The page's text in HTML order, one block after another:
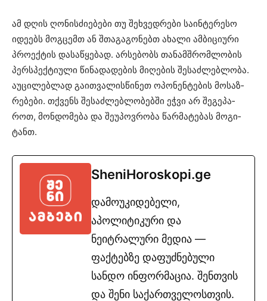
ამ დღის ღო­ნის­ძი­ე­ბე­ბი თუ შეხ­ვედ­რე­ბი სა­ინ­ტე­რე­სო
იდე­ებს მოგ­ცემთ ან შთა­გა­გო­ნებთ ახა­ლი ამ­ბი­ცი­უ­რი
პრო­ექ­ტის და­სა­წყე­ბად. არ­სე­ბობს თა­ნამ­შრომ­ლო­ბის
პერ­სპექ­ტი­უ­ლი წი­ნა­და­დე­ბის მი­ღე­ბის შე­საძ­ლებ­ლო­ბა.
აუ­ცი­ლებ­ლად გა­ით­ვა­ლის­წი­ნეთ ოპო­ნენ­ტე­ბის მო­საზ­
რე­ბე­ბი. თქვენს შე­საძ­ლებ­ლო­ბებ­ში ეჭვი არ შე­გე­პა­
როთ, მონ­დო­მე­ბა და შე­უ­პოვ­რო­ბა წარ­მა­ტე­ბას მო­გი­
ტანთ.
SheniHoroskopi.ge
დამოუკიდებელი,
აპოლიტიკური და
ნეიტრალური მედია —
ფაქტებზე დაფუძნებული
სანდო ინფორმაცია. შენთვის
და შენი საქართველოსთვის.